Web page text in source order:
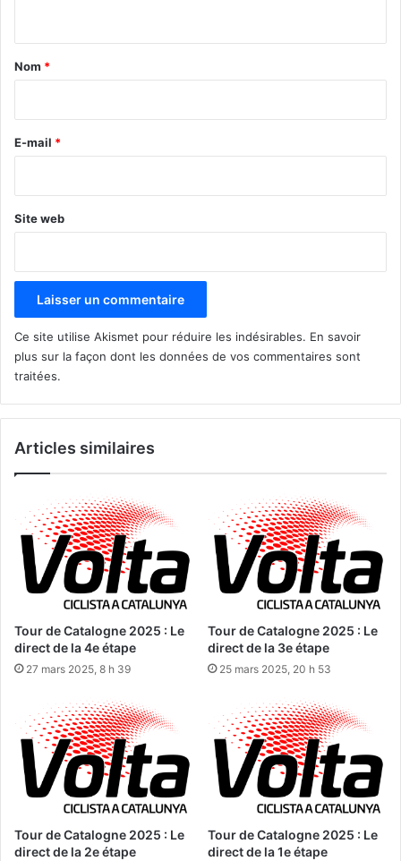
a
e
Nom *
E-mail *
Site web
Ce site utilise Akismet pour réduire les indésirables. En savoir
plus sur la façon dont les données de vos commentaires sont
traitées.
Articles similaires
Tour de Catalogne 2025 : Le
direct de la 4e étape
27 mars 2025, 8 h 39
Tour de Catalogne 2025 : Le
direct de la 3e étape
25 mars 2025, 20 h 53
Tour de Catalogne 2025 : Le
direct de la 2e étape
Tour de Catalogne 2025 : Le
direct de la 1e étape